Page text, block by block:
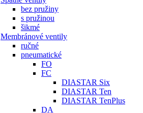
bez pružiny
s pružinou
šikmé
Membránové ventily
ručné
pneumatické
FO
FC
DIASTAR Six
DIASTAR Ten
DIASTAR TenPlus
DA